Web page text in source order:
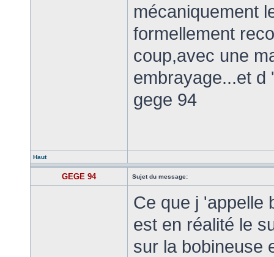
mécaniquement
formellement
coup,avec une
embrayage...et d
gege 94
Haut
GEGE 94 Sujet du message:
Ce que j 'appelle
est en réalité le
sur la bobineuse